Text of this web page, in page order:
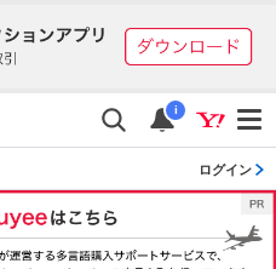
i
ログイン